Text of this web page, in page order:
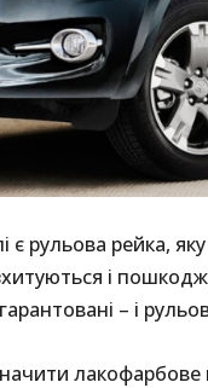
рульова рейка,
і
– і
лакофарбове